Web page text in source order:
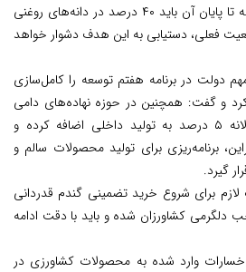
این برنامه تأکید شده است که تا پایان آن باید ۴۰ درصد در دانه‌های روغنی
فعلی، دستیابی به این هدف دشوار خواهد
دولت در برنامه هفتم توسعه را کامل‌سازی
و گفت: همچنین در حوزه نهاده‌های دامی
تراریخته، موظف هستیم سالانه ۵ درصد به تولید داخلی اضافه کرده و
برنامه‌ریزی برای تولید محصولات سالم و
گیرد.
لازم برای شروع خرید تضمینی گندم قدردانی
دلگرمی کشاورزان شده و باید با دقت ادامه
وارد شده به محصولات کشاورزی در